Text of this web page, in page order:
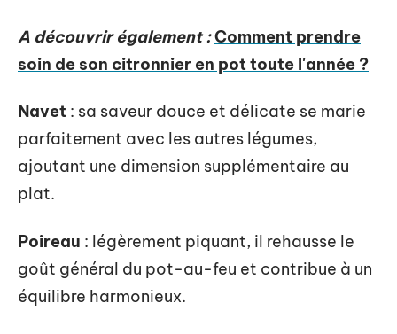
A découvrir également :Comment prendre
soin de son citronnier en pot toute l'année ?
Navet : sa saveur douce et délicate se marie
parfaitement avec les autres légumes,
ajoutant une dimension supplémentaire au
plat.
Poireau : légèrement piquant, il rehausse le
goût général du pot-au-feu et contribue à un
équilibre harmonieux.